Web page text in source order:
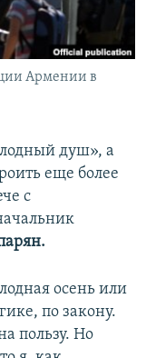
Армении в
душ», а
еще более
с
осень или
по закону.
пользу. Но